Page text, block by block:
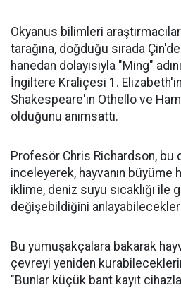
Okyanus bilimleri
tarağına, doğduğu sırada
hanedan dolayısıyla "Ming"
İngiltere Kraliçesi 1.
Shakespeare'ın Othello ve
olduğunu anımsattı.
Profesör Chris Richardson, bu
inceleyerek, hayvanın büyüme
iklime, deniz suyu sıcaklığı ile
değişebildiğini
Bu yumuşakçalara bakarak
çevreyi yeniden
"Bunlar küçük bant kayıt